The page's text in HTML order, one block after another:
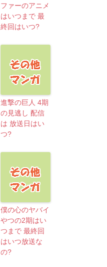
ファーのアニメ
はいつまで 最
終回はいつ?
進撃の巨人 4期
の見逃し 配信
は 放送日はい
つ?
僕の心のヤバイ
やつの2期はい
つまで 最終回
はいつ放送な
の?